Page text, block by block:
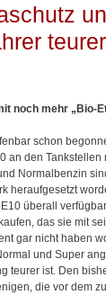
teurer
noch mehr „Bio-
schon
an den Tankstellen
Normalbenzin
heraufgesetzt
überall
das sie mit
gar nicht haben
und Super
teurer ist. Den
die vor dem